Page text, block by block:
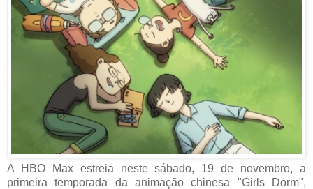
A HBO Max estreia neste sábado, 19 de novembro, a
primeira temporada da animação chinesa "Girls Dorm",